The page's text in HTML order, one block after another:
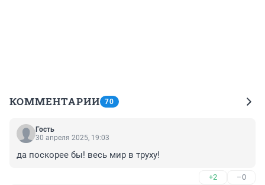
КОММЕНТАРИИ 70
Гость
30 апреля 2025, 19:03
да поскорее бы! весь мир в труху!
+2 –0